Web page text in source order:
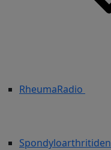
RheumaRadio
Spondyloarthritiden